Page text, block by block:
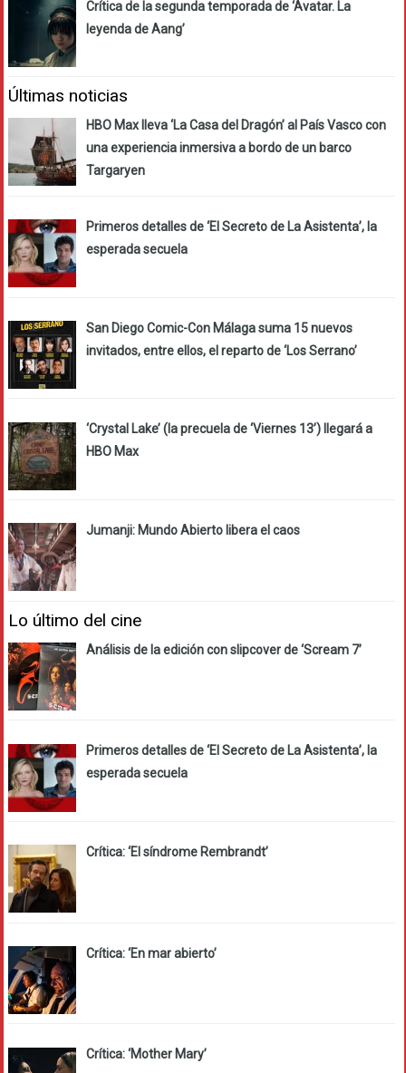
Crítica de la segunda temporada de ‘Avatar. La
leyenda de Aang’
Últimas noticias
HBO Max lleva ‘La Casa del Dragón’ al País Vasco con
una experiencia inmersiva a bordo de un barco
Targaryen
Primeros detalles de ‘El Secreto de La Asistenta’, la
esperada secuela
San Diego Comic-Con Málaga suma 15 nuevos
invitados, entre ellos, el reparto de ‘Los Serrano’
‘Crystal Lake’ (la precuela de ‘Viernes 13’) llegará a
HBO Max
Jumanji: Mundo Abierto libera el caos
Lo último del cine
Análisis de la edición con slipcover de ‘Scream 7’
Primeros detalles de ‘El Secreto de La Asistenta’, la
esperada secuela
Crítica: ‘El síndrome Rembrandt’
Crítica: ‘En mar abierto’
Crítica: ‘Mother Mary’